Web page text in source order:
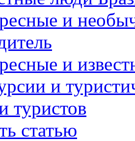
и
и
и
туристов
статью